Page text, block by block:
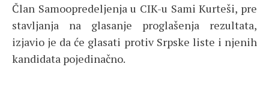
Član Samoopredeljenja u CIK-u Sami Kurteši, pre
stavljanja na glasanje proglašenja rezultata,
izjavio je da će glasati protiv Srpske liste i njenih
kandidata pojedinačno.